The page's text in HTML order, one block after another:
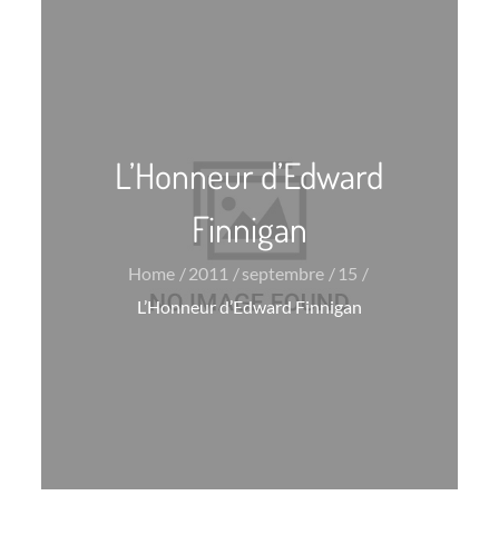
L’Honneur d’Edward
Finnigan
Home 2011 septembre
15
L’Honneur d’Edward Finnigan